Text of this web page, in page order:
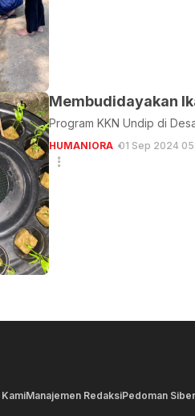
Membudidayakan
Program KKN Undip di
HUMANIORA 01 Sep 2024
Manajemen RedaksiPedoman Siber